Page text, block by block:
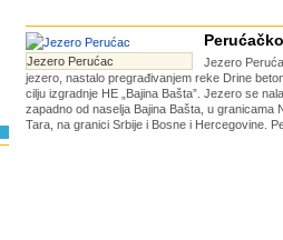
Jezero Perućac
Jezero
jezero, nastalo pregrađivanjem reke Drine
cilju izgradnje HE „Bajina Bašta”. Jezero se
zapadno od naselja Bajina Bašta, u granicama
Tara, na granici Srbije i Bosne i Hercegovine.